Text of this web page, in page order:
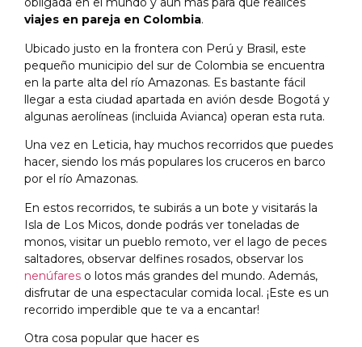
viajes en pareja en Colombia.
Ubicado justo en la frontera con Perú y Brasil, este
pequeño municipio del sur de Colombia se encuentra
en la parte alta del río Amazonas. Es bastante fácil
llegar a esta ciudad apartada en avión desde Bogotá y
algunas aerolíneas (incluida Avianca) operan esta ruta.
Una vez en Leticia, hay muchos recorridos que puedes
hacer, siendo los más populares los cruceros en barco
por el río Amazonas.
En estos recorridos, te subirás a un bote y visitarás la
Isla de Los Micos, donde podrás ver toneladas de
monos, visitar un pueblo remoto, ver el lago de peces
saltadores, observar delfines rosados, observar los
nenúfares o lotos más grandes del mundo. Además,
disfrutar de una espectacular comida local. ¡Este es un
recorrido imperdible que te va a encantar!
Otra cosa popular que hacer es